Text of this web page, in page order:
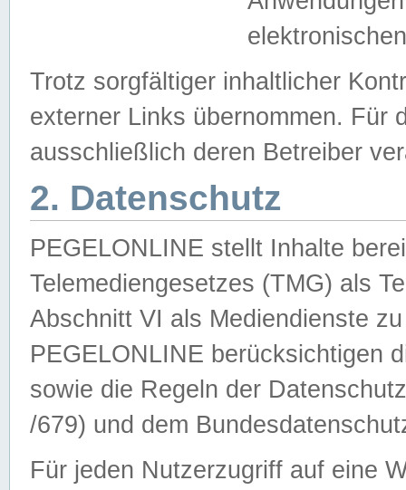
Trotz sorgfältiger inhaltlicher
externer Links übernommen. Für
ausschließlich deren Betreiber
2. Datenschutz
PEGELONLINE stellt Inhalte
Telemediengesetzes (TMG) als
Abschnitt VI als Mediendienste
PEGELONLINE berücksichtigen
sowie die Regeln der
/679) und dem
Für jeden Nutzerzugriff auf eine